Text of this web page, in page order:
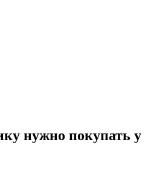
нужно покупать у